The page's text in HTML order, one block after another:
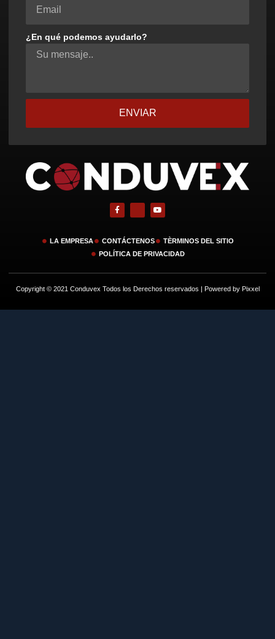
¿En qué podemos ayudarlo?
ENVIAR
LA EMPRESA CONTÁCTENOS
TÈRMINOS DEL SITIO
POLÍTICA DE PRIVACIDAD
Copyright © 2021 Conduvex Todos los Derechos reservados | Powered by Pixxel